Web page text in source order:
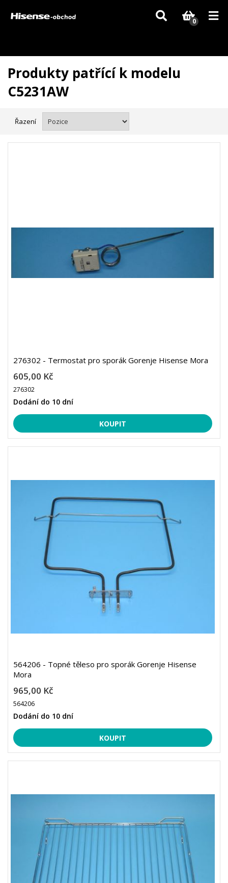
Vzhledem k aktuální situaci se může dodání dílů, které nejsou skladem,
zpozdit. Děkujeme za pochopení.
0
Produkty patřící k modelu
C5231AW
Řazení
276302 - Termostat pro sporák Gorenje Hisense Mora
605,00 Kč
276302
Dodání do 10 dní
564206 - Topné těleso pro sporák Gorenje Hisense
Mora
965,00 Kč
564206
Dodání do 10 dní